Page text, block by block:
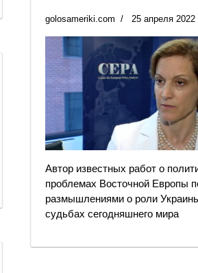
golosameriki.com 25 апреля 2022
Автор известных работ о
проблемах Восточной Европы
размышлениями о роли
судьбах сегодняшнего мира